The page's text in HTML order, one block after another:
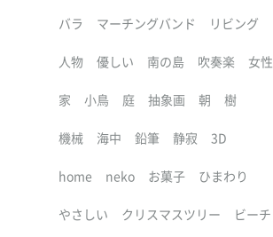
バラ マーチングバンド リビング
人物 優しい 南の島 吹奏楽 女性
家 小鳥 庭 抽象画 朝 樹
機械 海中 鉛筆 静寂 3D
home neko お菓子 ひまわり
やさしい クリスマスツリー ビーチ